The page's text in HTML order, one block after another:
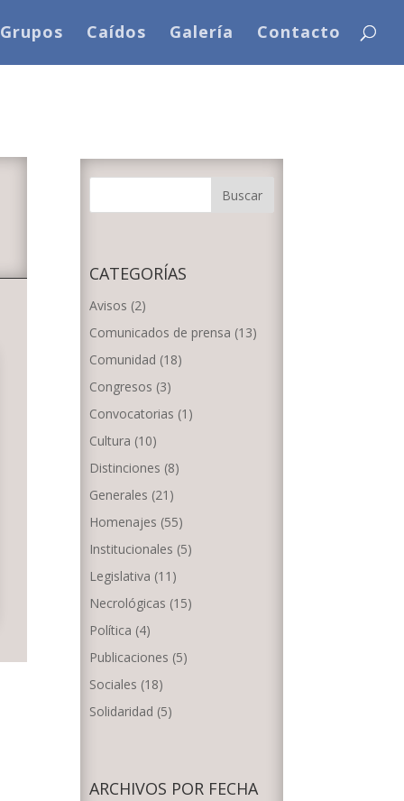
Grupos Caídos Galería Contacto
CATEGORÍAS
Avisos (2)
Comunicados de prensa (13)
Comunidad (18)
Congresos (3)
Convocatorias (1)
Cultura (10)
Distinciones (8)
Generales (21)
Homenajes (55)
Institucionales (5)
Legislativa (11)
Necrológicas (15)
Política (4)
Publicaciones (5)
Sociales (18)
Solidaridad (5)
ARCHIVOS POR FECHA